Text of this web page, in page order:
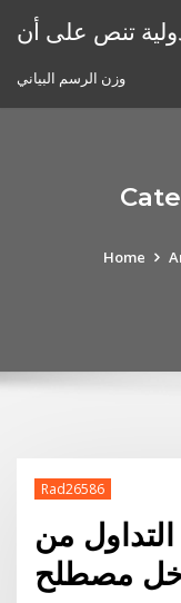
تنص على أن
وزن الرسم البياني
Home
Rad26586
من
مصطلح